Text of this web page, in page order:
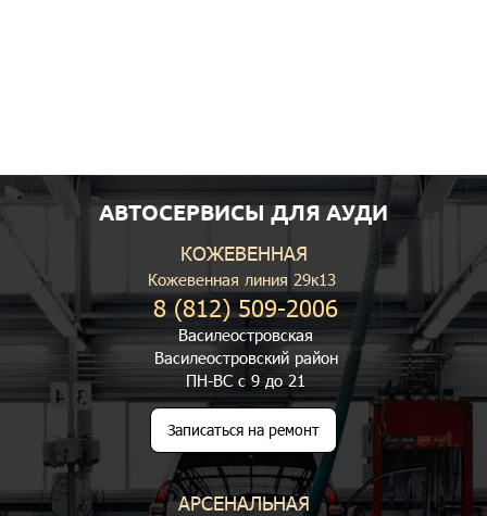
АВТОСЕРВИСЫ ДЛЯ АУДИ
КОЖЕВЕННАЯ
Кожевенная линия 29к13
8 (812) 509-2006
Василеостровская
Василеостровский район
ПН-ВС с 9 до 21
Записаться на ремонт
АРСЕНАЛЬНАЯ